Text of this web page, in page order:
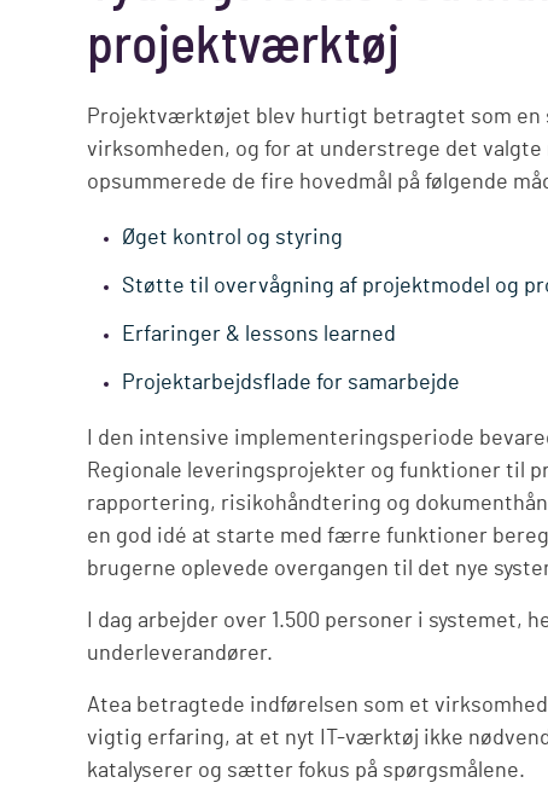
projektværktøj
Projektværktøjet blev hurtigt betragtet som
virksomheden, og for at understrege det valgte
opsummerede de fire hovedmål på følgende
Øget kontrol og styring
Støtte til overvågning af projektmodel og
Erfaringer & lessons learned
Projektarbejdsflade for samarbejde
I den intensive implementeringsperiode
Regionale leveringsprojekter og funktioner til
rapportering, risikohåndtering og
en god idé at starte med færre funktioner
brugerne oplevede overgangen til det nye
I dag arbejder over 1.500 personer i systemet,
underleverandører.
Atea betragtede indførelsen som et
vigtig erfaring, at et nyt IT-værktøj ikke
katalyserer og sætter fokus på spørgsmålene.